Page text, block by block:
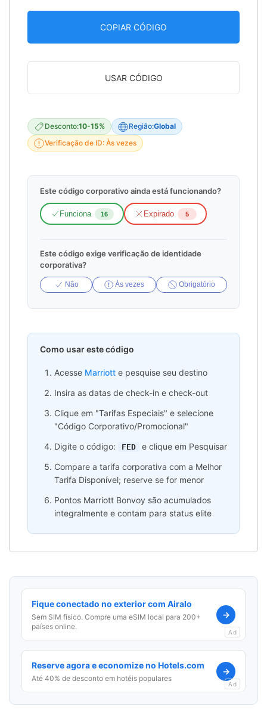
COPIAR CÓDIGO
USAR CÓDIGO
Desconto:10-15% Região:Global
Verificação de ID: Às vezes
Este código corporativo ainda está funcionando?
Funciona 16 Expirado 5
Este código exige verificação de identidade
corporativa?
Não Às vezes Obrigatório
Como usar este código
Acesse Marriott e pesquise seu destino
Insira as datas de check-in e check-out
Clique em "Tarifas Especiais" e selecione
"Código Corporativo/Promocional"
Digite o código:
FED
e clique em Pesquisar
Compare a tarifa corporativa com a Melhor
Tarifa Disponível; reserve se for menor
Pontos Marriott Bonvoy são acumulados
integralmente e contam para status elite
Fique conectado no exterior com Airalo
Sem SIM físico. Compre uma eSIM local para 200+
países online.
→
Ad
Reserve agora e economize no Hotels.com
Até 40% de desconto em hotéis populares
→
Ad